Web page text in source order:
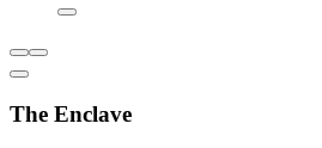
The Enclave